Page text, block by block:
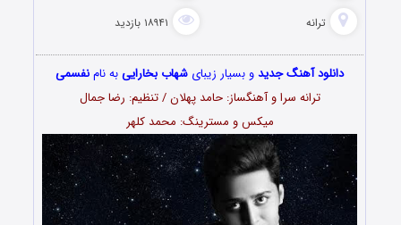
ترانه ۱۸۹۴۱ بازدید
دانلود آهنگ جدیدو بسیار زیبای شهاب بخاراییبه نامنفسمی
ترانه سرا و آهنگساز: حامد پهلان / تنظیم: رضا جمال
میکس و مسترینگ: محمد کلهر